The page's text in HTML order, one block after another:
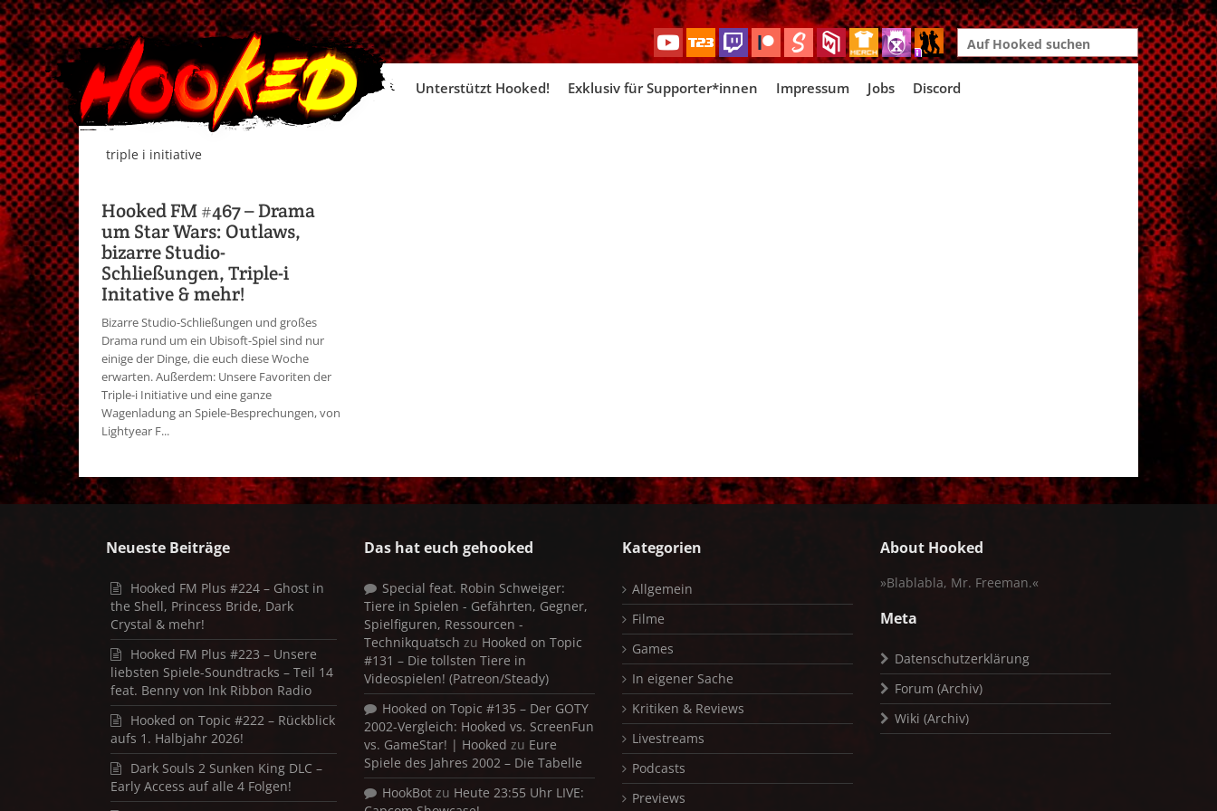
Search
for:
Skip
Unterstützt Hooked! Exklusiv für Supporter*innen Impressum Jobs Discord
triple i initiative
Hooked FM #467 – Drama
um Star Wars: Outlaws,
bizarre Studio-
Schließungen, Triple-i
Initative & mehr!
Bizarre Studio-Schließungen und großes
Drama rund um ein Ubisoft-Spiel sind nur
einige der Dinge, die euch diese Woche
erwarten. Außerdem: Unsere Favoriten der
Triple-i Initiative und eine ganze
Wagenladung an Spiele-Besprechungen, von
Lightyear F...
Neueste Beiträge
Hooked FM Plus #224 – Ghost in
the Shell, Princess Bride, Dark
Crystal & mehr!
Hooked FM Plus #223 – Unsere
liebsten Spiele-Soundtracks – Teil 14
feat. Benny von Ink Ribbon Radio
Hooked on Topic #222 – Rückblick
aufs 1. Halbjahr 2026!
Dark Souls 2 Sunken King DLC –
Early Access auf alle 4 Folgen!
Das hat euch gehooked
Special feat. Robin Schweiger:
Tiere in Spielen - Gefährten, Gegner,
Spielfiguren, Ressourcen -
Technikquatsch zu Hooked on Topic
#131 – Die tollsten Tiere in
Videospielen! (Patreon/Steady)
Hooked on Topic #135 – Der GOTY
2002-Vergleich: Hooked vs. ScreenFun
vs. GameStar! | Hooked zu Eure
Spiele des Jahres 2002 – Die Tabelle
HookBot zu Heute 23:55 Uhr LIVE:
Kategorien
Allgemein
Filme
Games
In eigener Sache
Kritiken & Reviews
Livestreams
Podcasts
Previews
About Hooked
»Blablabla, Mr. Freeman.«
Meta
Datenschutzerklärung
Forum (Archiv)
Wiki (Archiv)